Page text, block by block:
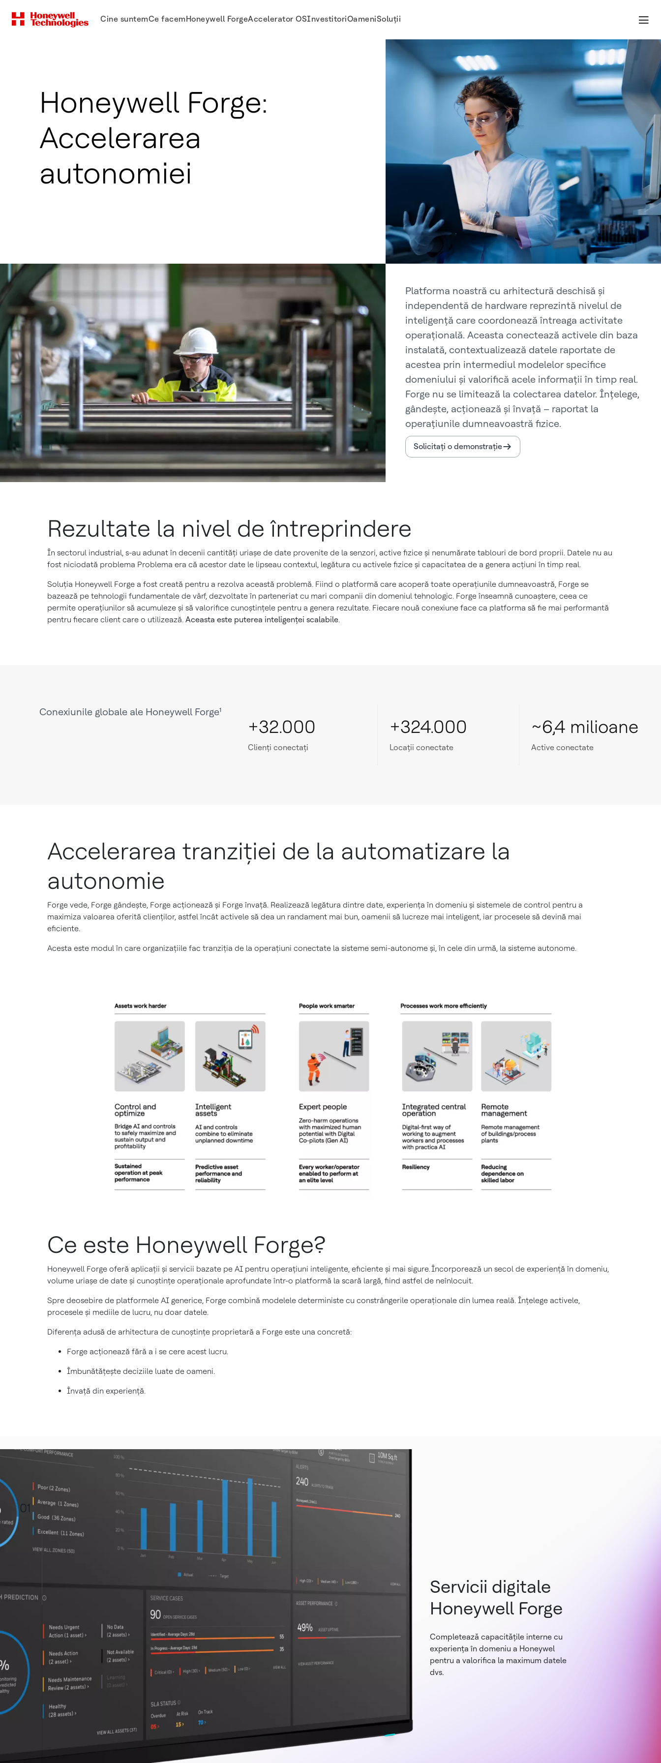
Cine suntemCe facemHoneywell ForgeAccelerator OSInvestitoriOameniSoluții
Honeywell Forge:
Accelerarea
autonomiei
Platforma noastră cu arhitectură deschisă și
independentă de hardware reprezintă nivelul de
inteligență care coordonează întreaga activitate
operațională. Aceasta conectează activele din baza
instalată, contextualizează datele raportate de
acestea prin intermediul modelelor specifice
domeniului și valorifică acele informații în timp real.
Forge nu se limitează la colectarea datelor. Înțelege,
gândește, acționează și învață – raportat la
operațiunile dumneavoastră fizice.
Solicitați o demonstrație
Rezultate la nivel de întreprindere
În sectorul industrial, s-au adunat în decenii cantități uriașe de date provenite de la senzori, active fizice și nenumărate tablouri de bord proprii. Datele nu au
fost niciodată problema Problema era că acestor date le lipseau contextul, legătura cu activele fizice și capacitatea de a genera acțiuni în timp real.
Soluția Honeywell Forge a fost creată pentru a rezolva această problemă. Fiind o platformă care acoperă toate operațiunile dumneavoastră, Forge se
bazează pe tehnologii fundamentale de vârf, dezvoltate în parteneriat cu mari companii din domeniul tehnologic. Forge înseamnă cunoaștere, ceea ce
permite operațiunilor să acumuleze și să valorifice cunoștințele pentru a genera rezultate. Fiecare nouă conexiune face ca platforma să fie mai performantă
pentru fiecare client care o utilizează. Aceasta este puterea inteligenței scalabile.
Conexiunile globale ale Honeywell Forge¹
+32.000
Clienți conectați
+324.000
Locații conectate
~6,4 milioane
Active conectate
Accelerarea tranziției de la automatizare la
autonomie
Forge vede, Forge gândește, Forge acționează și Forge învață. Realizează legătura dintre date, experiența în domeniu și sistemele de control pentru a
maximiza valoarea oferită clienților, astfel încât activele să dea un randament mai bun, oamenii să lucreze mai inteligent, iar procesele să devină mai
eficiente.
Acesta este modul în care organizațiile fac tranziția de la operațiuni conectate la sisteme semi-autonome și, în cele din urmă, la sisteme autonome.
Ce este Honeywell Forge?
Honeywell Forge oferă aplicații și servicii bazate pe AI pentru operațiuni inteligente, eficiente și mai sigure. Încorporează un secol de experiență în domeniu,
volume uriașe de date și cunoștințe operaționale aprofundate într-o platformă la scară largă, fiind astfel de neînlocuit.
Spre deosebire de platformele AI generice, Forge combină modelele deterministe cu constrângerile operaționale din lumea reală. Înțelege activele,
procesele și mediile de lucru, nu doar datele.
Diferența adusă de arhitectura de cunoștințe proprietară a Forge este una concretă:
Forge acționează fără a i se cere acest lucru.
Îmbunătățește deciziile luate de oameni.
Învață din experiență.
01
Servicii digitale
Honeywell Forge
Completează capacitățile interne cu
experiența în domeniu a Honeywel
pentru a valorifica la maximum datele
dvs.